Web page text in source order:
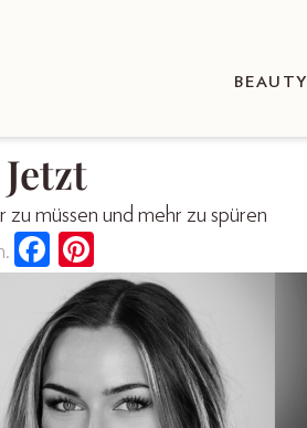
BEAUTY
zu müssen und mehr zu spüren